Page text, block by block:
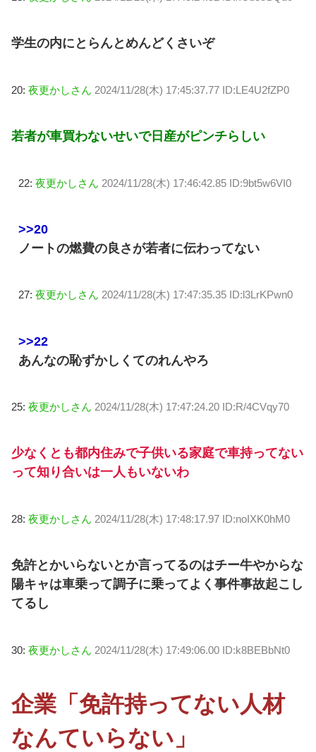
学生の内にとらんとめんどくさいぞ
20: 夜更かしさん 2024/11/28(木) 17:45:37.77 ID:LE4U2fZP0
若者が車買わないせいで日産がピンチらしい
22: 夜更かしさん 2024/11/28(木) 17:46:42.85 ID:9bt5w6VI0
>>20
ノートの燃費の良さが若者に伝わってない
27: 夜更かしさん 2024/11/28(木) 17:47:35.35 ID:l3LrKPwn0
>>22
あんなの恥ずかしくてのれんやろ
25: 夜更かしさん 2024/11/28(木) 17:47:24.20 ID:R/4CVqy70
少なくとも都内住みで子供いる家庭で車持ってない
って知り合いは一人もいないわ
28: 夜更かしさん 2024/11/28(木) 17:48:17.97 ID:noIXK0hM0
免許とかいらないとか言ってるのはチー牛やからな
陽キャは車乗って調子に乗ってよく事件事故起こし
てるし
30: 夜更かしさん 2024/11/28(木) 17:49:06.00 ID:k8BEBbNt0
企業「免許持ってない人材
なんていらない」